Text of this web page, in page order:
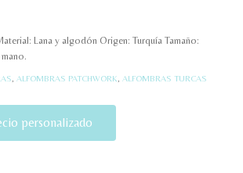
Lana y algodón Origen: Turquía Tamaño:
ALFOMBRAS PATCHWORK ALFOMBRAS TURCAS
personalizado